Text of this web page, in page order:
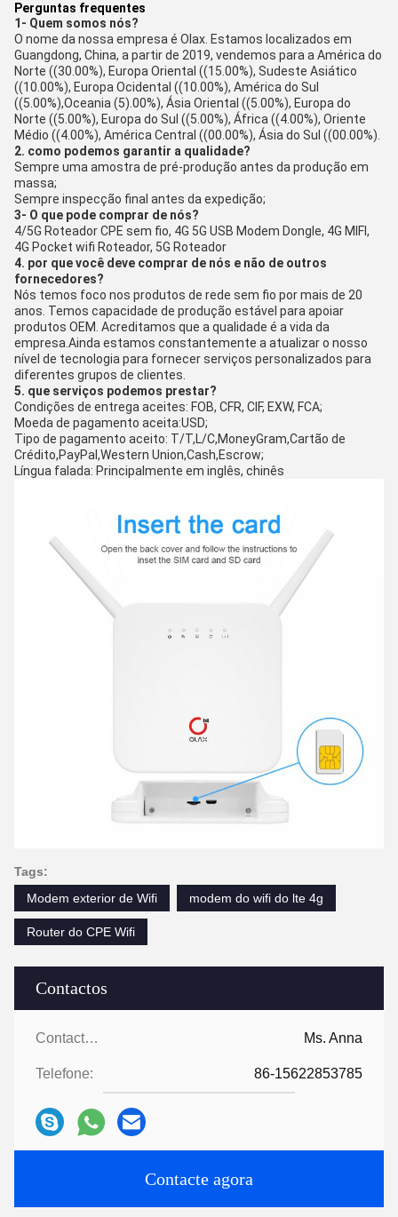
Contactos
Contactos: Ms. Anna
Telefone: 86-15622853785
Contacte agora
Perguntas frequentes
1- Quem somos nós?
O nome da nossa empresa é Olax. Estamos localizados em
Guangdong, China, a partir de 2019, vendemos para a América do
Norte ((30.00%), Europa Oriental ((15.00%), Sudeste Asiático
((10.00%), Europa Ocidental ((10.00%), América do Sul
((5.00%),Oceania (5).00%), Ásia Oriental ((5.00%), Europa do
Norte ((5.00%), Europa do Sul ((5.00%), África ((4.00%), Oriente
Médio ((4.00%), América Central ((00.00%), Ásia do Sul ((00.00%).
2. como podemos garantir a qualidade?
Sempre uma amostra de pré-produção antes da produção em
massa;
Sempre inspecção final antes da expedição;
3- O que pode comprar de nós?
4/5G Roteador CPE sem fio, 4G 5G USB Modem Dongle, 4G MIFI,
4G Pocket wifi Roteador, 5G Roteador
4. por que você deve comprar de nós e não de outros
fornecedores?
Nós temos foco nos produtos de rede sem fio por mais de 20
anos. Temos capacidade de produção estável para apoiar
produtos OEM. Acreditamos que a qualidade é a vida da
empresa.Ainda estamos constantemente a atualizar o nosso
nível de tecnologia para fornecer serviços personalizados para
diferentes grupos de clientes.
5. que serviços podemos prestar?
Condições de entrega aceites: FOB, CFR, CIF, EXW, FCA;
Moeda de pagamento aceita:USD;
Tipo de pagamento aceito: T/T,L/C,MoneyGram,Cartão de
Crédito,PayPal,Western Union,Cash,Escrow;
Língua falada: Principalmente em inglês, chinês
Tags:
Modem exterior de Wifi
modem do wifi do lte 4g
Router do CPE Wifi